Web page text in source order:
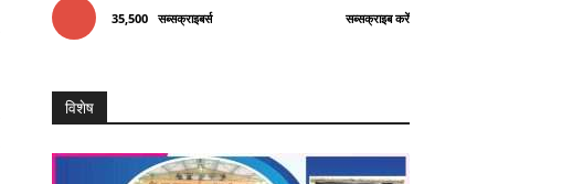
35,500 सब्सक्राइबर्स सब्सक्राइब करें
विशेष